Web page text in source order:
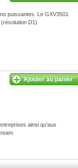
puissantes. Le GXV3501
D1)
Ajouter au panier
ainsi qu'aux